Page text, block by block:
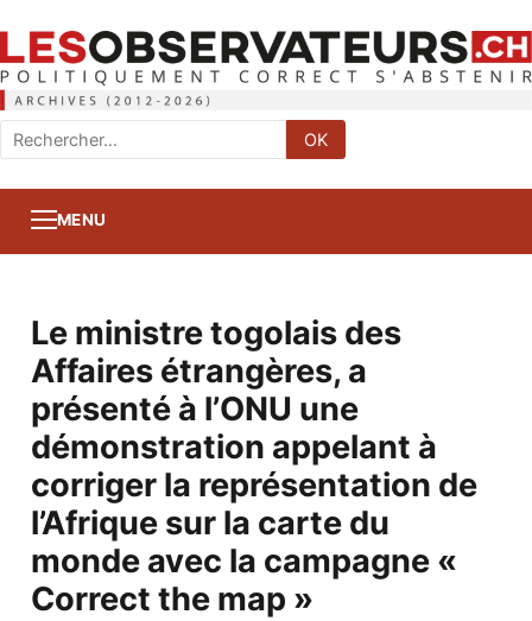
Rechercher
:
OK
MENU
Le ministre togolais des
Affaires étrangères, a
présenté à l’ONU une
démonstration appelant à
corriger la représentation de
l’Afrique sur la carte du
monde avec la campagne «
Correct the map »